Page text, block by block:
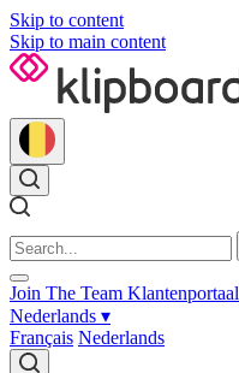
Skip to content
Skip to main content
Join The Team Klantenportaal
Nederlands ▾
Français Nederlands